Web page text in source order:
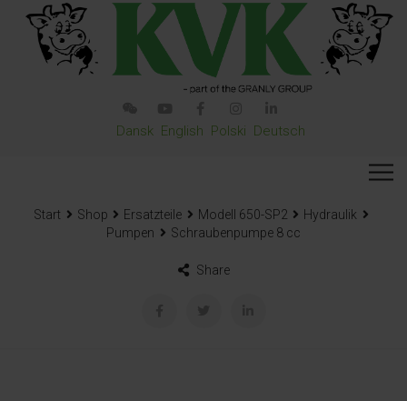
Dansk English Polski Deutsch
Start Shop Ersatzteile Modell 650-SP2
Hydraulik
Pumpen
Schraubenpumpe 8 cc
Share